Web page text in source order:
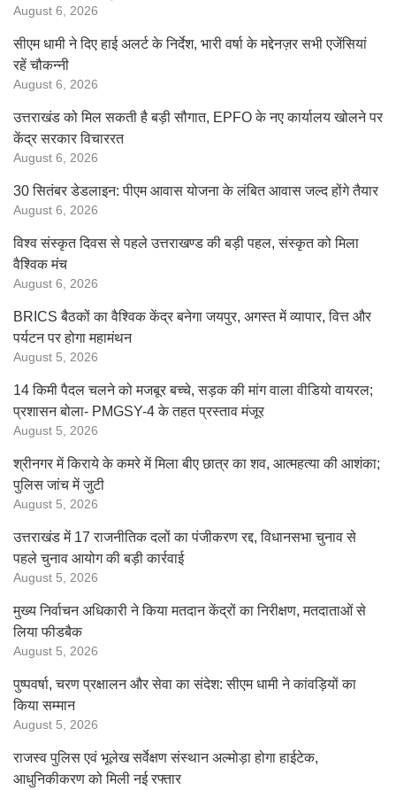
August 6, 2026
सीएम धामी ने दिए हाई अलर्ट के निर्देश, भारी वर्षा के मद्देनज़र सभी एजेंसियां
रहें चौकन्नी
August 6, 2026
उत्तराखंड को मिल सकती है बड़ी सौगात, EPFO के नए कार्यालय खोलने पर
केंद्र सरकार विचाररत
August 6, 2026
30 सितंबर डेडलाइन: पीएम आवास योजना के लंबित आवास जल्द होंगे तैयार
August 6, 2026
विश्व संस्कृत दिवस से पहले उत्तराखण्ड की बड़ी पहल, संस्कृत को मिला
वैश्विक मंच
August 6, 2026
BRICS बैठकों का वैश्विक केंद्र बनेगा जयपुर, अगस्त में व्यापार, वित्त और
पर्यटन पर होगा महामंथन
August 5, 2026
14 किमी पैदल चलने को मजबूर बच्चे, सड़क की मांग वाला वीडियो वायरल;
प्रशासन बोला- PMGSY-4 के तहत प्रस्ताव मंजूर
August 5, 2026
श्रीनगर में किराये के कमरे में मिला बीए छात्र का शव, आत्महत्या की आशंका;
पुलिस जांच में जुटी
August 5, 2026
उत्तराखंड में 17 राजनीतिक दलों का पंजीकरण रद्द, विधानसभा चुनाव से
पहले चुनाव आयोग की बड़ी कार्रवाई
August 5, 2026
मुख्य निर्वाचन अधिकारी ने किया मतदान केंद्रों का निरीक्षण, मतदाताओं से
लिया फीडबैक
August 5, 2026
पुष्पवर्षा, चरण प्रक्षालन और सेवा का संदेश: सीएम धामी ने कांवड़ियों का
किया सम्मान
August 5, 2026
राजस्व पुलिस एवं भूलेख सर्वेक्षण संस्थान अल्मोड़ा होगा हाईटेक,
आधुनिकीकरण को मिली नई रफ्तार